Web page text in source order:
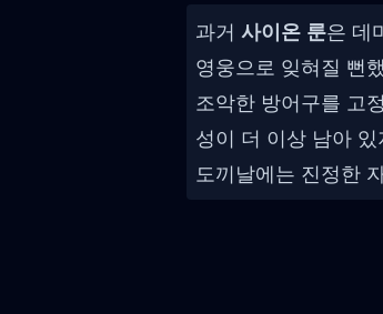
과거 사이온 룬은 데
영웅으로 잊혀질 뻔
조악한 방어구를 고
성이 더 이상 남아
도끼날에는 진정한